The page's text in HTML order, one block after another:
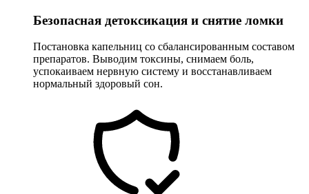
Безопасная детоксикация и снятие ломки
Постановка капельниц со сбалансированным составом
препаратов. Выводим токсины, снимаем боль,
успокаиваем нервную систему и восстанавливаем
нормальный здоровый сон.